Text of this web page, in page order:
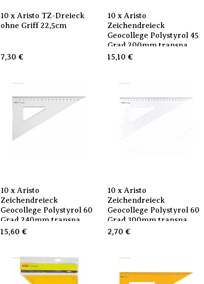
10 x Aristo TZ-Dreieck
ohne Griff 22,5cm
7,30 €
10 x Aristo
Zeichendreieck
Geocollege Polystyrol 45
Grad 200mm transpa
15,10 €
10 x Aristo
Zeichendreieck
Geocollege Polystyrol 60
Grad 240mm transpa
15,60 €
10 x Aristo
Zeichendreieck
Geocollege Polystyrol 60
Grad 300mm transpa
2,70 €